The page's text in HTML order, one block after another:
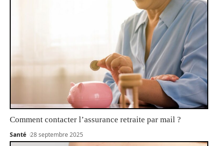
Comment contacter l’assurance retraite par mail ?
Santé 28 septembre 2025